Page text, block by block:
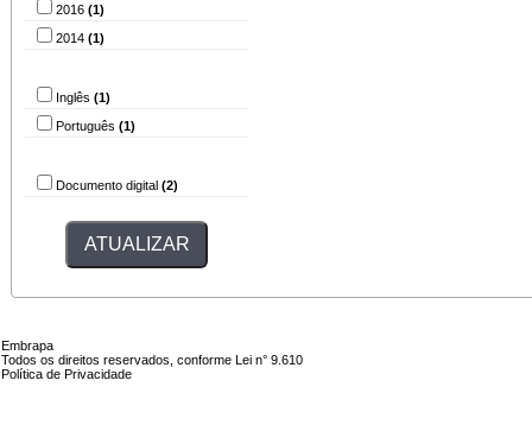
2016 (1)
2014 (1)
Inglês (1)
Português (1)
Documento digital (2)
Embrapa
Todos os direitos reservados, conforme Lei n° 9.610
Política de Privacidade